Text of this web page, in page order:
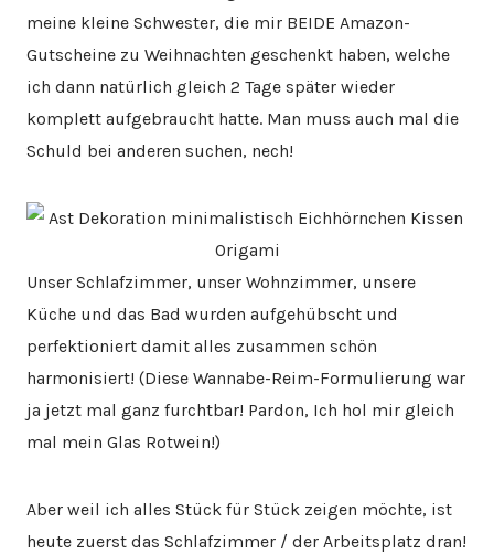
meine kleine Schwester, die mir BEIDE Amazon-
Gutscheine zu Weihnachten geschenkt haben, welche
ich dann natürlich gleich 2 Tage später wieder
komplett aufgebraucht hatte. Man muss auch mal die
Schuld bei anderen suchen, nech!
Unser Schlafzimmer, unser Wohnzimmer, unsere
Küche und das Bad wurden aufgehübscht und
perfektioniert damit alles zusammen schön
harmonisiert! (Diese Wannabe-Reim-Formulierung war
ja jetzt mal ganz furchtbar! Pardon, Ich hol mir gleich
mal mein Glas Rotwein!)
Aber weil ich alles Stück für Stück zeigen möchte, ist
heute zuerst das Schlafzimmer / der Arbeitsplatz dran!